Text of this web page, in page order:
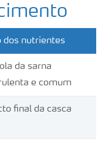
dos nutrientes
da sarna
e comum
final da casca